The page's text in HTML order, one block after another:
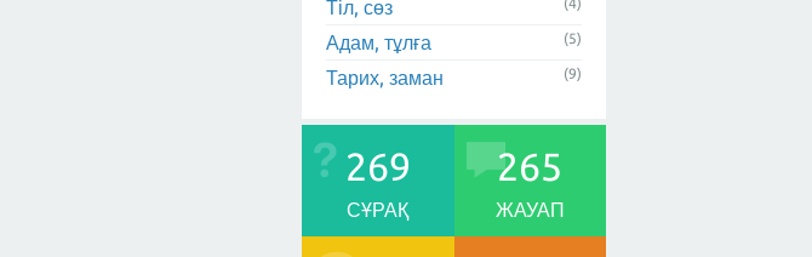
Тіл, сөз
Адам, тұлға (5)
Тарих, заман (9)
269
СҰРАҚ
265
ЖАУАП